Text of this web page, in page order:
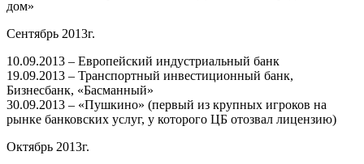
дом»
Сентябрь 2013г.
10.09.2013 – Европейский индустриальный банк
19.09.2013 – Транспортный инвестиционный банк,
Бизнесбанк, «Басманный»
30.09.2013 – «Пушкино» (первый из крупных игроков на
рынке банковских услуг, у которого ЦБ отозвал лицензию)
Октябрь 2013г.